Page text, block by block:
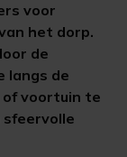
voor
het dorp.
de
langs de
of voortuin te
sfeervolle